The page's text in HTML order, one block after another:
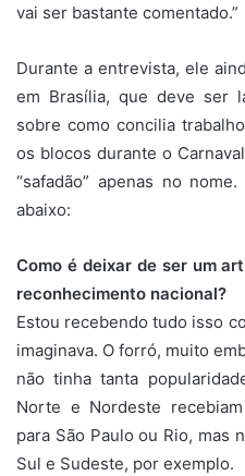
vai ser bastante comentado.”
Durante a entrevista, ele
em Brasília, que deve ser
sobre como concilia
os blocos durante o
“safadão” apenas no
abaixo:
Como é deixar de ser um
reconhecimento nacional?
Estou recebendo tudo isso
imaginava. O forró, muito
não tinha tanta
Norte e Nordeste
para São Paulo ou Rio, mas
Sul e Sudeste, por exemplo.